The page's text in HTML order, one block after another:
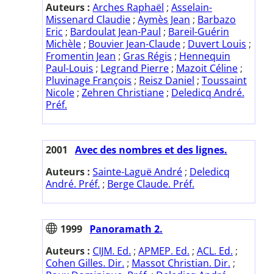
Auteurs : Arches Raphaël ; Asselain-
Missenard Claudie ; Aymès Jean ; Barbazo
Eric ; Bardoulat Jean-Paul ; Bareil-Guérin
Michèle ; Bouvier Jean-Claude ; Duvert Louis ;
Fromentin Jean ; Gras Régis ; Hennequin
Paul-Louis ; Legrand Pierre ; Mazoit Céline ;
Pluvinage François ; Reisz Daniel ; Toussaint
Nicole ; Zehren Christiane ; Deledicq André.
Préf.
2001
Avec des nombres et des lignes.
Auteurs : Sainte-Laguë André ; Deledicq
André. Préf. ; Berge Claude. Préf.
1999 Panoramath 2.
Auteurs : CIJM. Ed. ; APMEP. Ed. ; ACL. Ed. ;
Cohen Gilles. Dir. ; Massot Christian. Dir. ;